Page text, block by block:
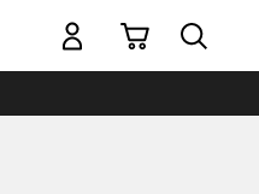
Mi carrito